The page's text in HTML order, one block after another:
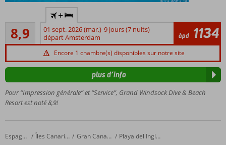
d'hôtel-
école, avec
des
étudiants
et un
accueillants
Petit-
également
disponible
Idéal pour
amateurs
de
plongée
snorkeling
A
proximité
de la
Bachelor
Beach
8,9
Recommandé
45
commentaires
+
01 sept. 2026 (mar.) 9 jours (7 nuits)
départ Amsterdam
àpd 1134
Encore 1 chambre(s) disponibles sur notre site
Pour “Impression générale” et “Service”, Grand Windsock Dive & Beach
Resort est noté 8,9!
plus d’info
Accueil Espagne Îles Canaries Gran Canaria Playa del Ingles
Todoque